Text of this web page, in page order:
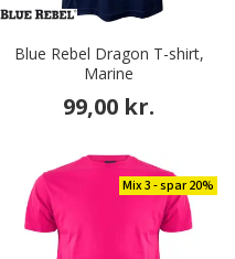
Blue Rebel Dragon T-shirt,
Marine
99,00 kr.
Mix 3 - spar 20%